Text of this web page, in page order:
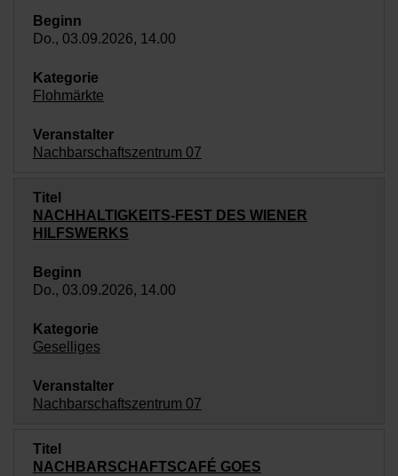
Do., 03.09.2026, 14.00
Flohmärkte
Nachbarschaftszentrum 07
NACHHALTIGKEITS-FEST DES WIENER
HILFSWERKS
Do., 03.09.2026, 14.00
Geselliges
Nachbarschaftszentrum 07
NACHBARSCHAFTSCAFÉ GOES